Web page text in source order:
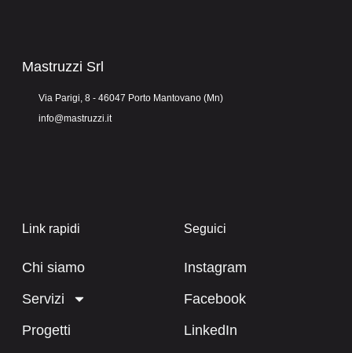
Mastruzzi Srl
Via Parigi, 8 - 46047 Porto Mantovano (Mn)
info@mastruzzi.it
Link rapidi
Chi siamo
Servizi
Progetti
Seguici
Instagram
Facebook
LinkedIn